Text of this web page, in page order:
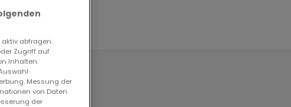
abfragen.
Zugriff auf
Inhalten.
Messung der
von Daten
der